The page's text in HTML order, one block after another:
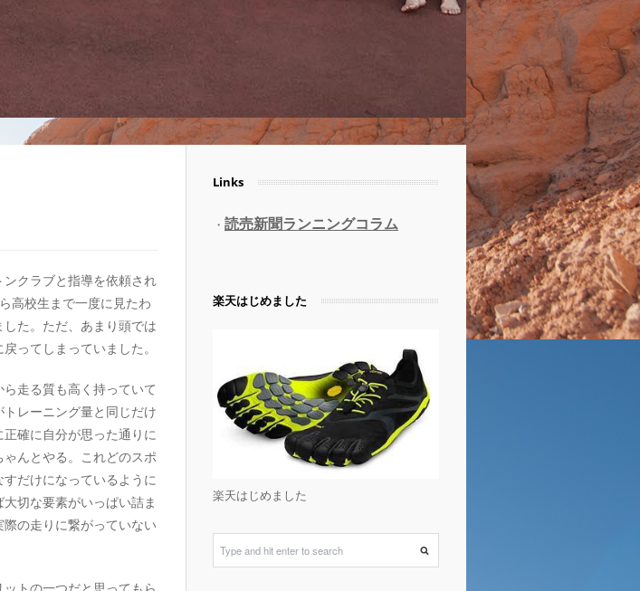
クラブと指導を依頼され
高校生まで一度に見たわ
た。ただ、あまり頭では
ってしまっていました。
走る質も高く持っていて
レーニング量と同じだけ
確に自分が思った通りに
んとやる。これどのスポ
だけになっているように
切な要素がいっぱい詰ま
の走りに繋がっていない
Links
・ 読売新聞ランニングコラム
楽天はじめました
楽天はじめました